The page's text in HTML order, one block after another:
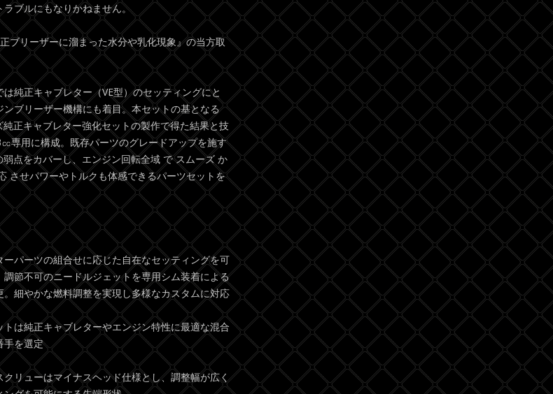
ラブルにもなりかねません。
ブリーザーに溜まった水分や乳化現象』の当方取
純正キャブレター（VE型）のセッティングにと
ンブリーザー機構にも着目。本セットの基となる
純正キャブレター強化セットの製作で得た結果と技
専用に構成。既存パーツのグレードアップを施す
弱点をカバーし、エンジン回転全域 で スムーズ か
させパワーやトルクも体感できるパーツセットを
ーパーツの組合せに応じた自在なセッティングを可
調節不可のニードルジェットを専用シム装着による
。細やかな燃料調整を実現し多様なカスタムに対応
トは純正キャブレターやエンジン特性に最適な混合
手を選定
クリューはマイナスヘッド仕様とし、調整幅が広く